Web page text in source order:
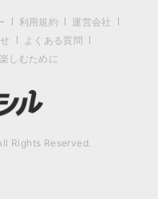
利用規約
運営会社
よくある質問
しむために
Rights Reserved.